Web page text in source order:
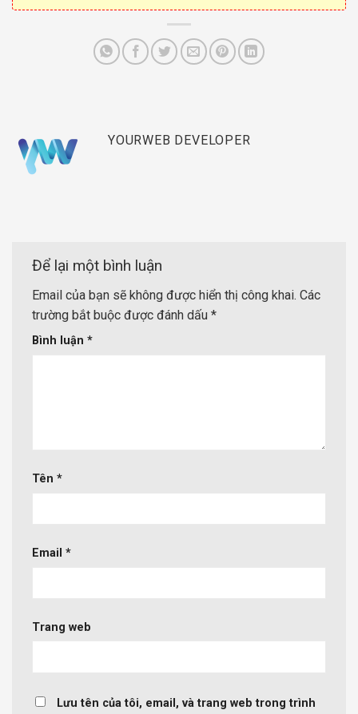
YOURWEB DEVELOPER
Để lại một bình luận
Email của bạn sẽ không được hiển thị công khai. Các
trường bắt buộc được đánh dấu *
Bình luận *
Tên *
Email *
Trang web
Lưu tên của tôi, email, và trang web trong trình